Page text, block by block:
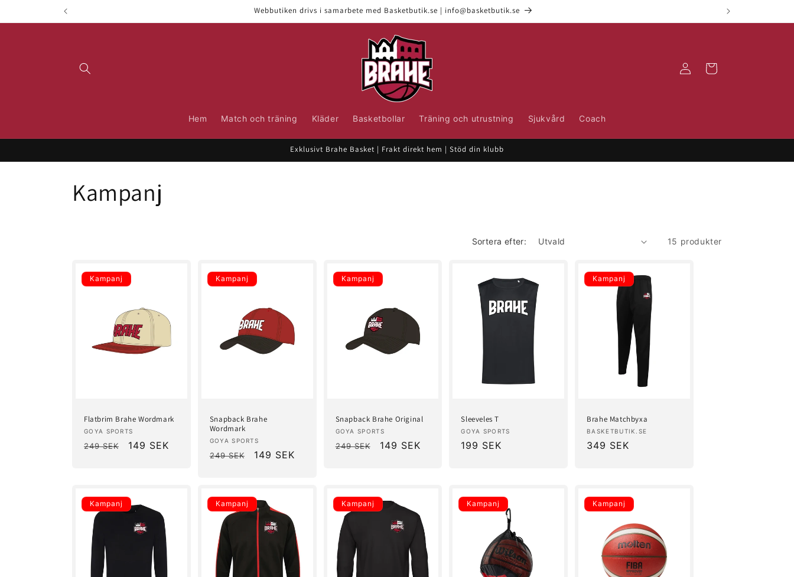
Webbutiken drivs i samarbete med Basketbutik.se | info@basketbutik.se
Hem Match och träning Kläder Basketbollar Träning och utrustning Sjukvård Coach
Logga
Varukorg
Exklusivt Brahe Basket | Frakt direkt hem | Stöd din klubb
P
d
Kampanj
Sortera efter: 15 produkter
Kampanj
Flatbrim Brahe Wordmark
Säljare:
GOYA SPORTS
Ordinarie
249 SEK Försäljningspris
149 SEK
Kampanj
Snapback Brahe
Wordmark
Säljare:
GOYA SPORTS
Ordinarie
249 SEK Försäljningspris
149 SEK
Kampanj
Snapback Brahe Original
Säljare:
GOYA SPORTS
Ordinarie
249 SEK Försäljningspris
149 SEK
Sleeveles T
Säljare:
GOYA SPORTS
Ordinarie
199 SEK
Kampanj
Brahe Matchbyxa
Säljare:
BASKETBUTIK.SE
Försäljningspris
349 SEK
Kampanj Kampanj Kampanj Kampanj Kampanj